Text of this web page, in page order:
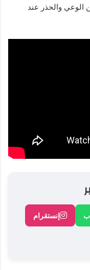
الوعي والحذر عند
إنستقرام